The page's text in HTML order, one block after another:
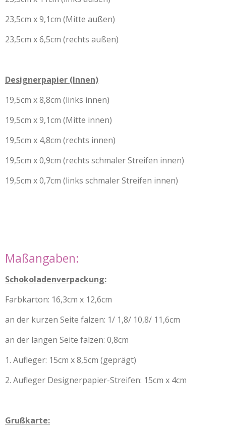
23,5cm x 9,1cm (Mitte außen)
23,5cm x 6,5cm (rechts außen)
Designerpapier (Innen)
19,5cm x 8,8cm (links innen)
19,5cm x 9,1cm (Mitte innen)
19,5cm x 4,8cm (rechts innen)
19,5cm x 0,9cm (rechts schmaler Streifen innen)
19,5cm x 0,7cm (links schmaler Streifen innen)
Maßangaben:
Schokoladenverpackung:
Farbkarton: 16,3cm x 12,6cm
an der kurzen Seite falzen: 1/ 1,8/ 10,8/ 11,6cm
an der langen Seite falzen: 0,8cm
1. Aufleger: 15cm x 8,5cm (geprägt)
2. Aufleger Designerpapier-Streifen: 15cm x 4cm
Grußkarte: